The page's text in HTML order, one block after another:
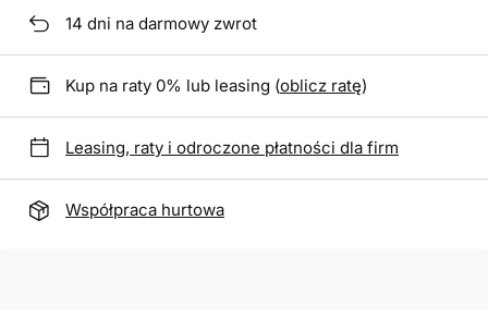
14 dni na darmowy zwrot
Kup na raty 0% lub leasing (oblicz ratę)
Leasing, raty i odroczone płatności dla firm
Współpraca hurtowa